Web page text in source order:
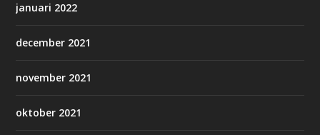
januari 2022
december 2021
november 2021
oktober 2021